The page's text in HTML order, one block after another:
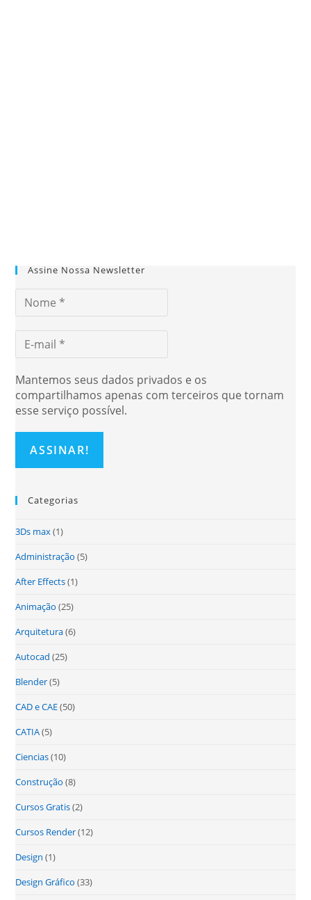
Assine Nossa Newsletter
Mantemos seus dados privados e os
compartilhamos apenas com terceiros que tornam
esse serviço possível.
Categorias
3Ds max(1)
Administração (5)
After Effects(1)
Animação (25)
Arquitetura(6)
Autocad (25)
Blender(5)
CAD e CAE(50)
CATIA(5)
Ciencias(10)
Construção (8)
Cursos Gratis(2)
Cursos Render(12)
Design (1)
Design Gráfico (33)